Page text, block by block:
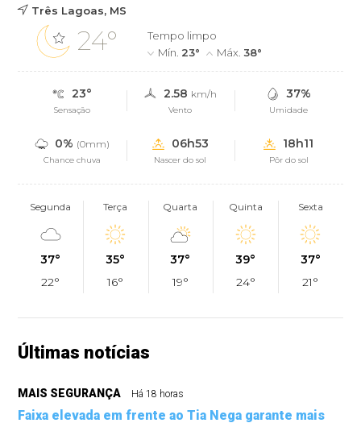
Três Lagoas, MS
24°
Tempo limpo
Mín. 23° Máx.38°
23°
Sensação
2.58 km/h
Vento
37%
Umidade
0% (0mm)
Chance chuva
06h53
Nascer do sol
18h11
Pôr do sol
Segunda
37°
22°
Terça
35°
16°
Quarta
37°
19°
Quinta
39°
24°
Sexta
37°
21°
Últimas notícias
MAIS SEGURANÇA Há 18 horas
Faixa elevada em frente ao Tia Nega garante mais